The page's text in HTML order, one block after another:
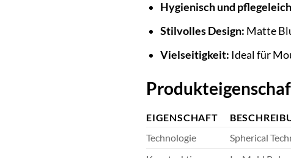
Hygienisch und
Stilvolles Design: Matte
Vielseitigkeit: Ideal für
EIGENSCHAFT
Technologie
Spherical